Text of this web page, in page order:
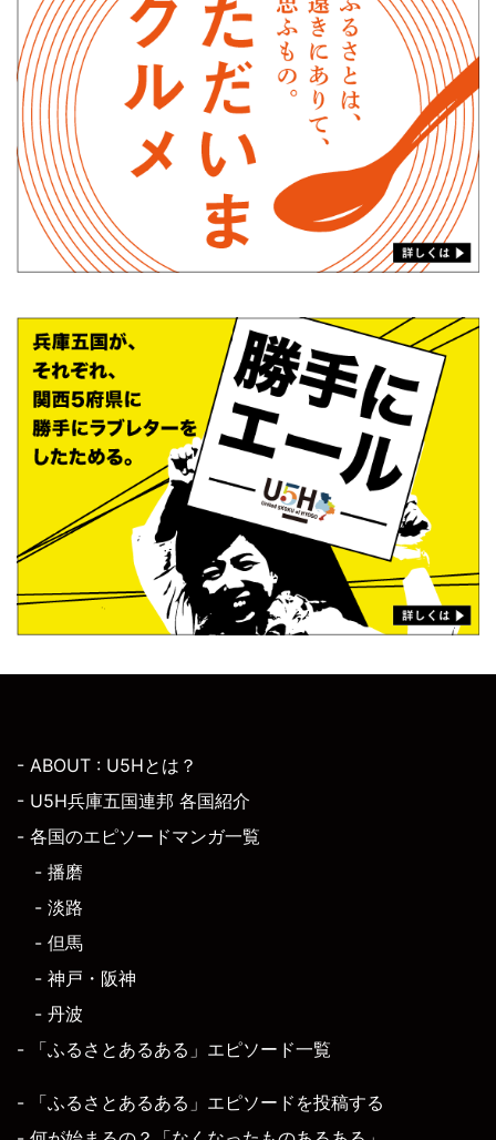
- ABOUT : U5Hとは？
- U5H兵庫五国連邦 各国紹介
- 各国のエピソードマンガ一覧
- 播磨
- 淡路
- 但馬
- 神戸・阪神
- 丹波
- 「ふるさとあるある」エピソード一覧
- 「ふるさとあるある」エピソードを投稿する